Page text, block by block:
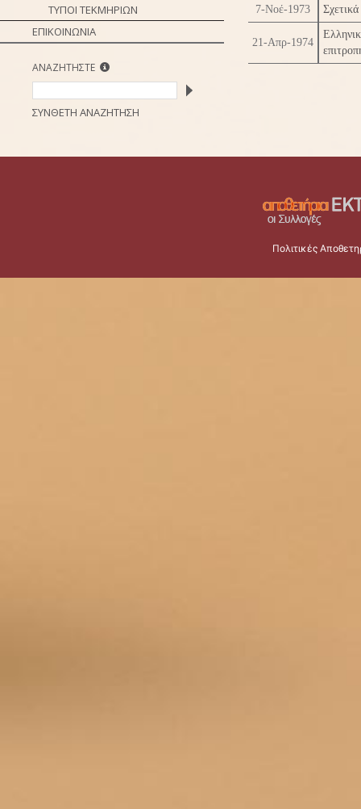
ΤΥΠΟΙ ΤΕΚΜΗΡΙΩΝ
ΕΠΙΚΟΙΝΩΝΙΑ
ΑΝΑΖΗΤΗΣΤΕ
ΣΥΝΘΕΤΗ ΑΝΑΖΗΤΗΣΗ
7-Νοέ-1973
21-Απρ-1974